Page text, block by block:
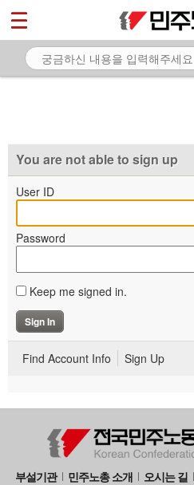
You are not able to sign up
User ID
Password
Keep me signed in.
Find Account Info Sign Up
부설기관 민주노총 소개 오시는 길
마이페이지
소개
자료
부설기관